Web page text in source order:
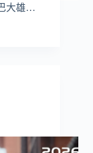
大雄…